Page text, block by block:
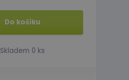
Do košíku
Skladem 0 ks